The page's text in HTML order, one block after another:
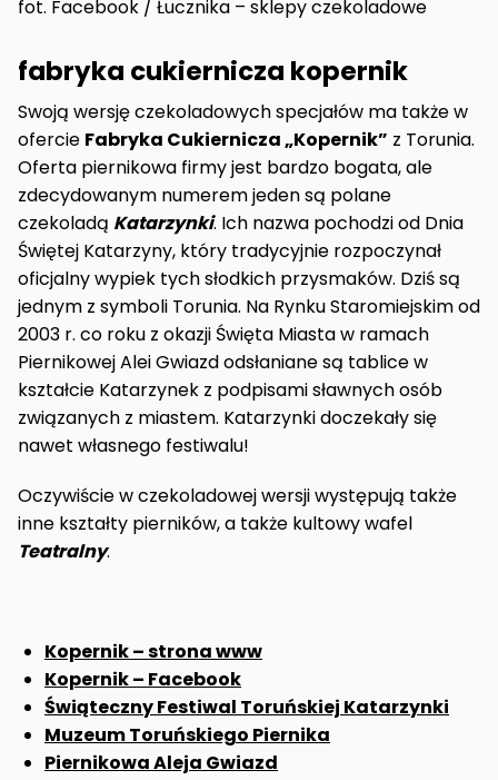
fot. Facebook / Łucznika – sklepy czekoladowe
fabryka cukiernicza kopernik
Swoją wersję czekoladowych specjałów ma także w
ofercie Fabryka Cukiernicza „Kopernik” z Torunia.
Oferta piernikowa firmy jest bardzo bogata, ale
zdecydowanym numerem jeden są polane
czekoladą Katarzynki. Ich nazwa pochodzi od Dnia
Świętej Katarzyny, który tradycyjnie rozpoczynał
oficjalny wypiek tych słodkich przysmaków. Dziś są
jednym z symboli Torunia. Na Rynku Staromiejskim od
2003 r. co roku z okazji Święta Miasta w ramach
Piernikowej Alei Gwiazd odsłaniane są tablice w
kształcie Katarzynek z podpisami sławnych osób
związanych z miastem. Katarzynki doczekały się
nawet własnego festiwalu!
Oczywiście w czekoladowej wersji występują także
inne kształty pierników, a także kultowy wafel
Teatralny.
Kopernik – strona www
Kopernik – Facebook
Świąteczny Festiwal Toruńskiej Katarzynki
Muzeum Toruńskiego Piernika
Piernikowa Aleja Gwiazd